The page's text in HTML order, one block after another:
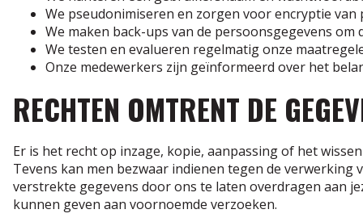
We pseudonimiseren en zorgen voor encryptie
We maken back-ups van de persoonsgegevens
We testen en evalueren regelmatig onze
Onze medewerkers zijn geïnformeerd over het
RECHTEN OMTRENT DE
Er is het recht op inzage, kopie, aanpassing of het
Tevens kan men bezwaar indienen tegen de
verstrekte gegevens door ons te laten overdragen aan
kunnen geven aan voornoemde verzoeken.